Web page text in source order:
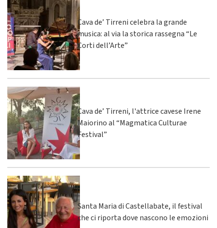
Cava de’ Tirreni celebra la grande
musica: al via la storica rassegna “Le
Corti dell’Arte”
Cava de’ Tirreni, l'attrice cavese Irene
Maiorino al “Magmatica Culturae
Festival”
Santa Maria di Castellabate, il festival
che ci riporta dove nascono le emozioni